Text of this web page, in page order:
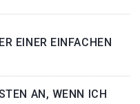
EINER EINFACHEN
AN, WENN ICH